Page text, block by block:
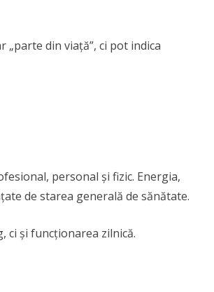
din viață”, ci pot indica
personal și fizic. Energia,
de starea generală de sănătate.
ci și funcționarea zilnică.